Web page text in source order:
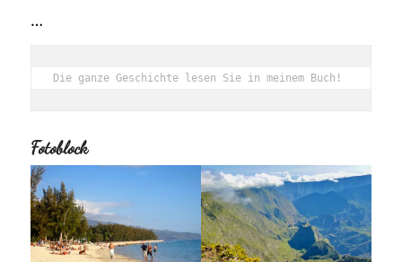
…
Die ganze Geschichte lesen Sie in meinem Buch!
Fotoblock